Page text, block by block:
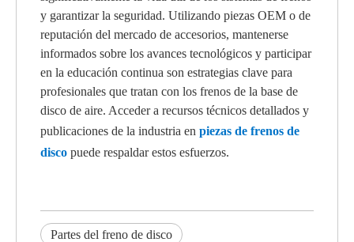
y garantizar la seguridad. Utilizando piezas OEM o de
reputación del mercado de accesorios, mantenerse
informados sobre los avances tecnológicos y participar
en la educación continua son estrategias clave para
profesionales que tratan con los frenos de la base de
disco de aire. Acceder a recursos técnicos detallados y
publicaciones de la industria en piezas de frenos de
disco puede respaldar estos esfuerzos.
Partes del freno de disco